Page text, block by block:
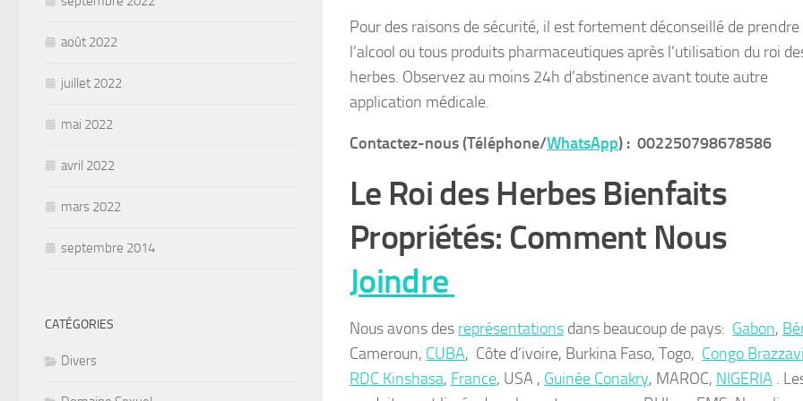
Pour des raisons de sécurité, il est fortement déconseillé de prendre
l’alcool ou tous produits pharmaceutiques après l’utilisation du roi
herbes. Observez au moins 24h d’abstinence avant toute autre
application médicale.
Contactez-nous (Téléphone/WhatsApp) : 002250798678586
Le Roi des Herbes Bienfaits
Propriétés: Comment Nous
Joindre
Nous avons des représentations dans beaucoup de pays: Gabon,
Cameroun, CUBA, Côte d’ivoire, Burkina Faso, Togo, Congo
RDC Kinshasa, France, USA , Guinée Conakry, MAROC, NIGERIA .
août 2022
juillet 2022
mai 2022
avril 2022
mars 2022
septembre 2014
CATÉGORIES
Divers